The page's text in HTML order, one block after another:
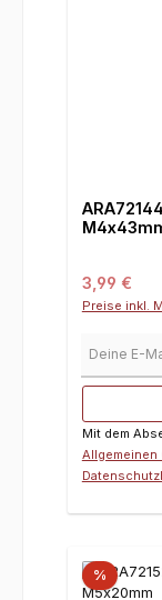
Regulärer
3,99 €
Preise inkl.
Mit dem
%